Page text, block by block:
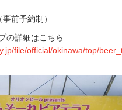
前予約制）
の詳細はこちら
file/official/okinawa/top/